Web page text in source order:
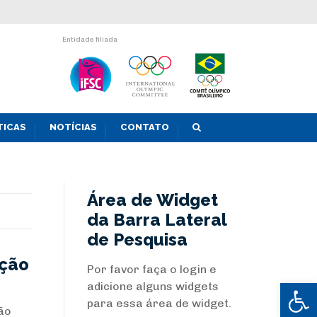
Abrir
Entidade filiada
NOTÍCIAS CONTATO
Área de Widget
da Barra Lateral
de Pesquisa
Por favor faça o login e
adicione alguns widgets
para essa área de widget.